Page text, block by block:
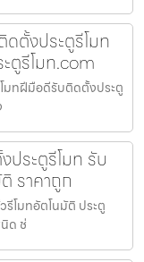
ดตั้งประตูรีโมท
ตูรีโมท.com
มทฝีมือดีรับติดตั้งประตู
ประตูรีโมท รับ
ราคาถูก
รีโมทอัตโนมัติ ประตู
ด ช่